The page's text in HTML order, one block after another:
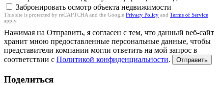
Забронировать осмотр объекта недвижимости
This site is protected by reCAPTCHA and the Google Privacy Policy and Terms of Service
apply.
Нажимая на Отправить, я согласен с тем, что данный веб-сайт
хранит мною предоставленные персональные данные, чтобы
представители компании могли ответить на мой запрос в
соответствии с Политикой конфиденциальности. Отправить
Поделиться